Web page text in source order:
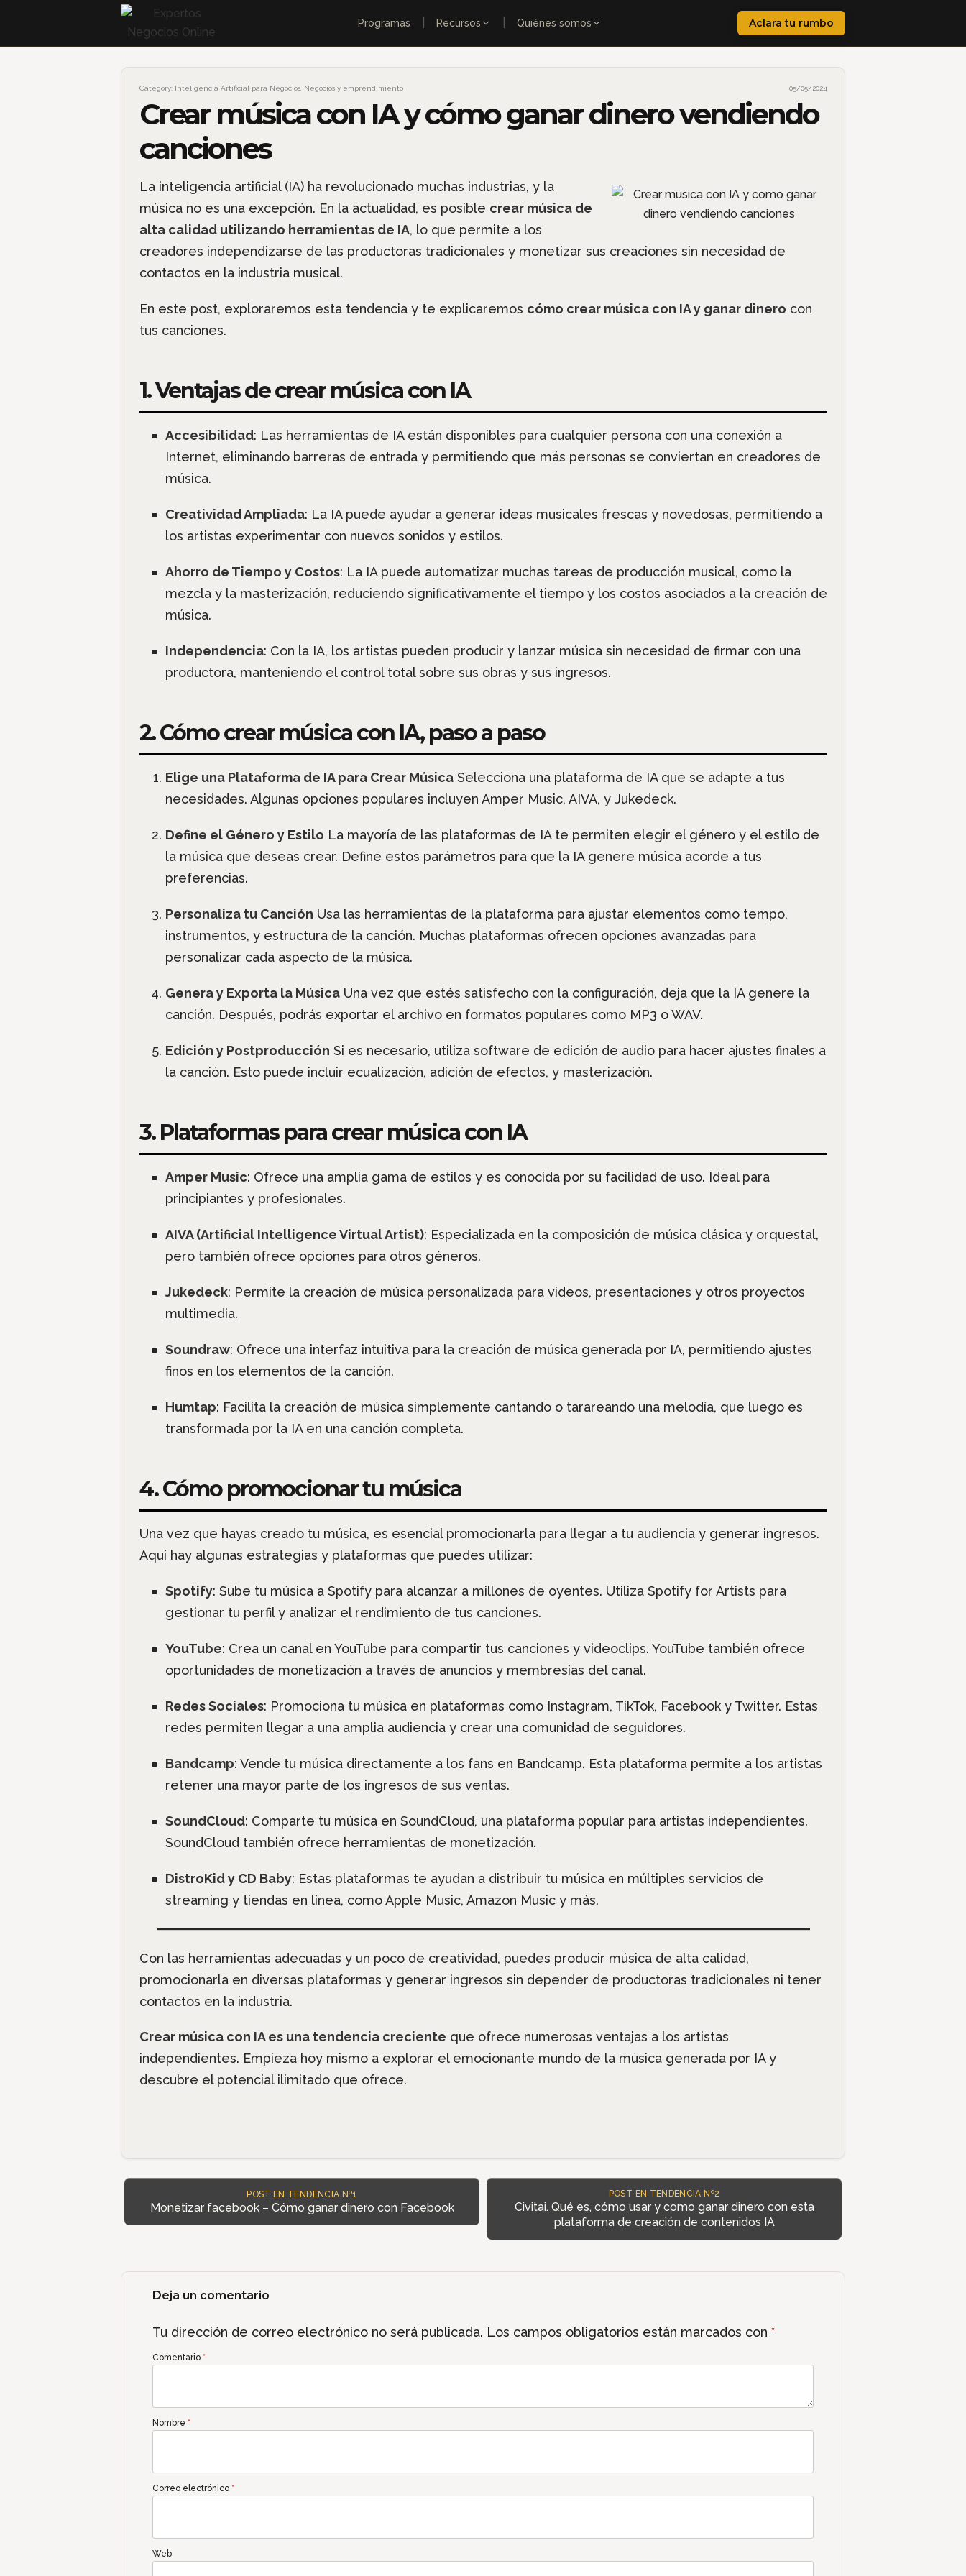
Programas Recursos Quiénes somos Aclara tu rumbo
05/05/2024
Category: Inteligencia Artificial para Negocios, Negocios y emprendimiento
Crear música con IA y cómo ganar dinero vendiendo
canciones
La inteligencia artificial (IA) ha revolucionado muchas industrias, y la
música no es una excepción. En la actualidad, es posible crear música de
alta calidad utilizando herramientas de IA, lo que permite a los
creadores independizarse de las productoras tradicionales y monetizar sus creaciones sin necesidad de
contactos en la industria musical.
En este post, exploraremos esta tendencia y te explicaremos cómo crear música con IA y ganar dinero con
tus canciones.
1. Ventajas de crear música con IA
Accesibilidad: Las herramientas de IA están disponibles para cualquier persona con una conexión a
Internet, eliminando barreras de entrada y permitiendo que más personas se conviertan en creadores de
música.
Creatividad Ampliada: La IA puede ayudar a generar ideas musicales frescas y novedosas, permitiendo a
los artistas experimentar con nuevos sonidos y estilos.
Ahorro de Tiempo y Costos: La IA puede automatizar muchas tareas de producción musical, como la
mezcla y la masterización, reduciendo significativamente el tiempo y los costos asociados a la creación de
música.
Independencia: Con la IA, los artistas pueden producir y lanzar música sin necesidad de firmar con una
productora, manteniendo el control total sobre sus obras y sus ingresos.
2. Cómo crear música con IA, paso a paso
Elige una Plataforma de IA para Crear MúsicaSelecciona una plataforma de IA que se adapte a tus
necesidades. Algunas opciones populares incluyen Amper Music, AIVA, y Jukedeck.
Define el Género y Estilo La mayoría de las plataformas de IA te permiten elegir el género y el estilo de
la música que deseas crear. Define estos parámetros para que la IA genere música acorde a tus
preferencias.
Personaliza tu Canción Usa las herramientas de la plataforma para ajustar elementos como tempo,
instrumentos, y estructura de la canción. Muchas plataformas ofrecen opciones avanzadas para
personalizar cada aspecto de la música.
Genera y Exporta la MúsicaUna vez que estés satisfecho con la configuración, deja que la IA genere la
canción. Después, podrás exportar el archivo en formatos populares como MP3 o WAV.
Edición y Postproducción Si es necesario, utiliza software de edición de audio para hacer ajustes finales a
la canción. Esto puede incluir ecualización, adición de efectos, y masterización.
3. Plataformas para crear música con IA
Amper Music: Ofrece una amplia gama de estilos y es conocida por su facilidad de uso. Ideal para
principiantes y profesionales.
AIVA (Artificial Intelligence Virtual Artist): Especializada en la composición de música clásica y orquestal,
pero también ofrece opciones para otros géneros.
Jukedeck: Permite la creación de música personalizada para videos, presentaciones y otros proyectos
multimedia.
Soundraw: Ofrece una interfaz intuitiva para la creación de música generada por IA, permitiendo ajustes
finos en los elementos de la canción.
Humtap: Facilita la creación de música simplemente cantando o tarareando una melodía, que luego es
transformada por la IA en una canción completa.
4. Cómo promocionar tu música
Una vez que hayas creado tu música, es esencial promocionarla para llegar a tu audiencia y generar ingresos.
Aquí hay algunas estrategias y plataformas que puedes utilizar:
Spotify: Sube tu música a Spotify para alcanzar a millones de oyentes. Utiliza Spotify for Artists para
gestionar tu perfil y analizar el rendimiento de tus canciones.
YouTube: Crea un canal en YouTube para compartir tus canciones y videoclips. YouTube también ofrece
oportunidades de monetización a través de anuncios y membresías del canal.
Redes Sociales: Promociona tu música en plataformas como Instagram, TikTok, Facebook y Twitter. Estas
redes permiten llegar a una amplia audiencia y crear una comunidad de seguidores.
Bandcamp: Vende tu música directamente a los fans en Bandcamp. Esta plataforma permite a los artistas
retener una mayor parte de los ingresos de sus ventas.
SoundCloud: Comparte tu música en SoundCloud, una plataforma popular para artistas independientes.
SoundCloud también ofrece herramientas de monetización.
DistroKid y CD Baby: Estas plataformas te ayudan a distribuir tu música en múltiples servicios de
streaming y tiendas en línea, como Apple Music, Amazon Music y más.
Con las herramientas adecuadas y un poco de creatividad, puedes producir música de alta calidad,
promocionarla en diversas plataformas y generar ingresos sin depender de productoras tradicionales ni tener
contactos en la industria.
Crear música con IA es una tendencia creciente que ofrece numerosas ventajas a los artistas
independientes. Empieza hoy mismo a explorar el emocionante mundo de la música generada por IA y
descubre el potencial ilimitado que ofrece.
POST EN TENDENCIA Nº1
Monetizar facebook – Cómo ganar dinero con Facebook
POST EN TENDENCIA Nº2
Civitai. Qué es, cómo usar y como ganar dinero con esta
plataforma de creación de contenidos IA
Deja un comentario
Tu dirección de correo electrónico no será publicada. Los campos obligatorios están marcados con*
Comentario *
Nombre *
Correo electrónico *
Web